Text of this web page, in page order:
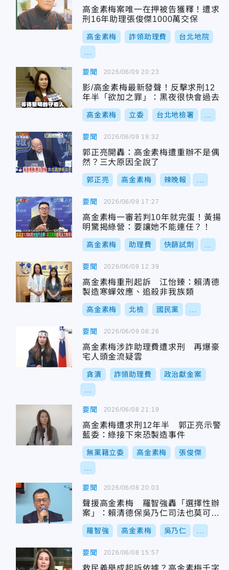
高金素梅案唯一在押被告獲釋！遭求
刑16年助理張俊傑1000萬交保
高金素梅 詐領助理費 台北地院
要聞
影/高金素梅最新發聲！反擊求刑12
年半「欲加之罪」：黑夜很快會過去
高金素梅 立委 台北地檢署
2026/06/09 20:23
要聞
郭正亮開轟：高金素梅遭重辦不是偶
然？三大原因全說了
郭正亮 高金素梅 辣晚報
2026/06/09 19:32
要聞
高金素梅一審若判10年就完蛋！黃揚
明驚揭綠營：要讓她不能連任？！
高金素梅 助理費 快篩試劑
2026/06/09 17:27
要聞
高金素梅重刑起訴 江怡臻：賴清德
製造寒蟬效應、追殺非我族類
高金素梅 北檢 國民黨
2026/06/09 12:39
要聞
高金素梅涉詐助理費遭求刑 再爆豪
宅人頭金流疑雲
貪瀆 詐領助理費 政治獻金案
2026/06/09 08:26
要聞
高金素梅遭求刑12年半 郭正亮示警
藍委：綠接下來恐製造事件
無黨籍立委 高金素梅 張俊傑
2026/06/08 21:19
要聞
聲援高金素梅 羅智強轟「選擇性辦
案」：賴清德保吳乃仁司法也莫可奈
何
羅智強 高金素梅 吳乃仁
2026/06/08 20:03
要聞
救民義舉成起訴依據？高金素梅千字
2026/06/08 15:57